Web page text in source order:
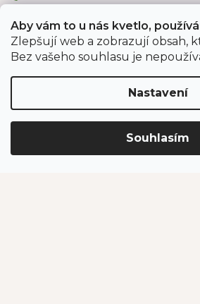
Aby vám to u nás kvetlo,
Zlepšují web a zobrazují obsah,
Bez vašeho souhlasu je
Nastavení
Souhlasím
Odběr newsletteru
PŘIHLÁSIT SE